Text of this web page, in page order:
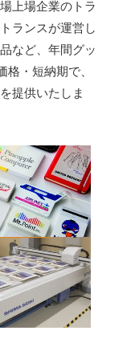
上場企業のトラ
ランスが運営し
など、年間グッ
・短納期で、
提供いたしま